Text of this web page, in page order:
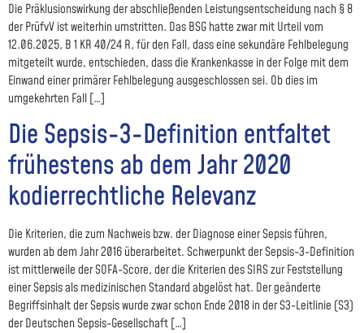
Die Präklusionswirkung der abschließenden Leistungsentscheidung nach § 8
der PrüfvV ist weiterhin umstritten. Das BSG hatte zwar mit Urteil vom
12.06.2025, B 1 KR 40/24 R, für den Fall, dass eine sekundäre Fehlbelegung
mitgeteilt wurde, entschieden, dass die Krankenkasse in der Folge mit dem
Einwand einer primärer Fehlbelegung ausgeschlossen sei. Ob dies im
umgekehrten Fall […]
Die Sepsis-3-Definition entfaltet
frühestens ab dem Jahr 2020
kodierrechtliche Relevanz
Die Kriterien, die zum Nachweis bzw. der Diagnose einer Sepsis führen,
wurden ab dem Jahr 2016 überarbeitet. Schwerpunkt der Sepsis-3-Definition
ist mittlerweile der SOFA-Score, der die Kriterien des SIRS zur Feststellung
einer Sepsis als medizinischen Standard abgelöst hat. Der geänderte
Begriffsinhalt der Sepsis wurde zwar schon Ende 2018 in der S3-Leitlinie (S3)
der Deutschen Sepsis-Gesellschaft […]